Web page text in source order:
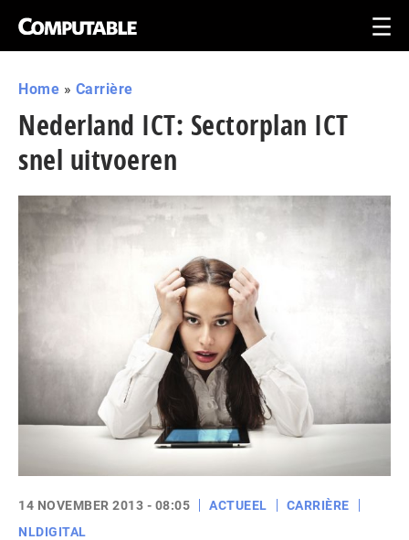
Home » Carrière
Nederland ICT: Sectorplan ICT
snel uitvoeren
14 NOVEMBER 2013 - 08:05 ACTUEEL
CARRIÈRE
NLDIGITAL